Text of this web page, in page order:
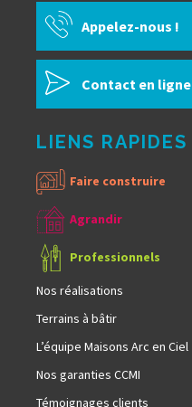
Appelez-nous !
Contact en ligne
LIENS RAPIDES
Faire construire
Agrandir
Professionnels
Nos réalisations
Terrains à bâtir
L’équipe Maisons Arc en Ciel
Nos garanties CCMI
Témoignages clients